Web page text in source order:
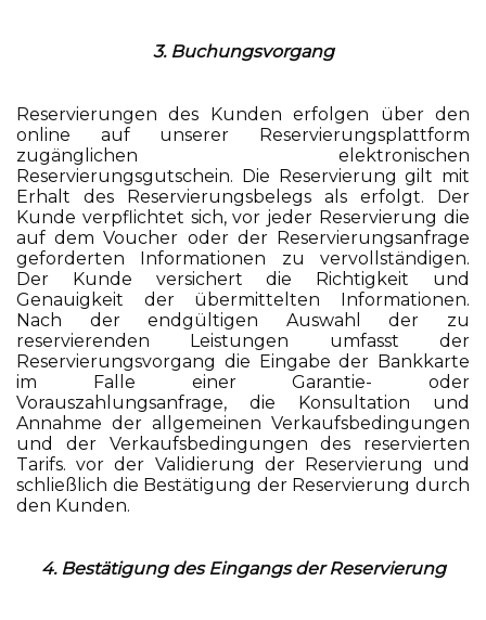
3. Buchungsvorgang
Reservierungen des Kunden erfolgen über den
online auf unserer Reservierungsplattform
zugänglichen elektronischen
Reservierungsgutschein. Die Reservierung gilt mit
Erhalt des Reservierungsbelegs als erfolgt. Der
Kunde verpflichtet sich, vor jeder Reservierung die
auf dem Voucher oder der Reservierungsanfrage
geforderten Informationen zu vervollständigen.
Der Kunde versichert die Richtigkeit und
Genauigkeit der übermittelten Informationen.
Nach der endgültigen Auswahl der zu
reservierenden Leistungen umfasst der
Reservierungsvorgang die Eingabe der Bankkarte
im Falle einer Garantie- oder
Vorauszahlungsanfrage, die Konsultation und
Annahme der allgemeinen Verkaufsbedingungen
und der Verkaufsbedingungen des reservierten
Tarifs. vor der Validierung der Reservierung und
schließlich die Bestätigung der Reservierung durch
den Kunden.
4. Bestätigung des Eingangs der Reservierung